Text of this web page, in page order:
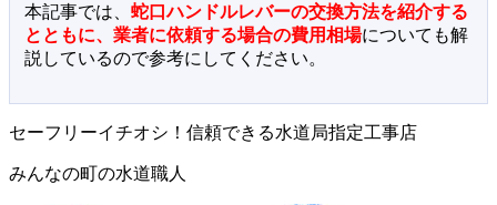
本記事では、 蛇口ハンドルレバーの交換方法を紹介する
とともに、業者に依頼する場合の費用相場についても解
説しているので参考にしてください。
セーフリーイチオシ！信頼できる水道局指定工事店
みんなの町の水道職人